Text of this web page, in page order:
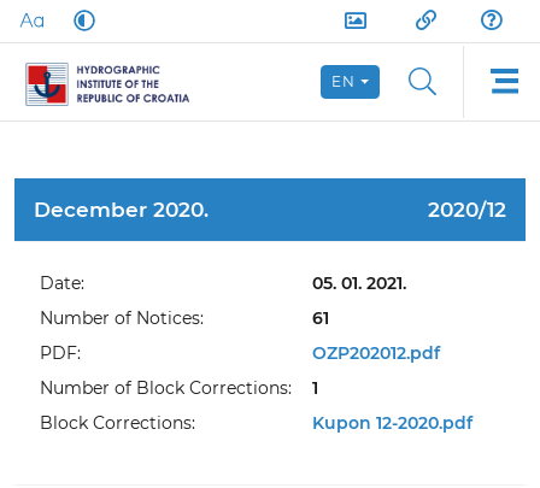
EN
December 2020. 2020/12
Date:
05. 01. 2021.
Number of Notices:
61
PDF:
OZP202012.pdf
Number of Block Corrections:
1
Block Corrections:
Kupon 12-2020.pdf